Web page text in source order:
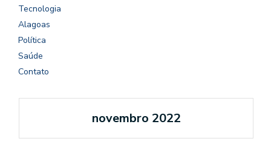
Tecnologia
Alagoas
Política
Saúde
Contato
novembro 2022